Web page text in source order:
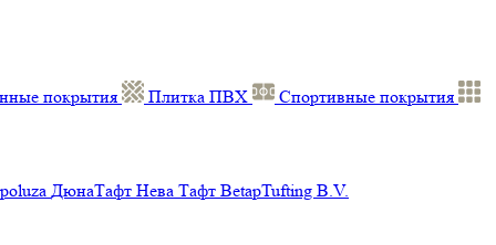
покрытия Плитка ПВХ
Спортивные покрытия
ДюнаТафт Нева Тафт BetapTufting B.V.